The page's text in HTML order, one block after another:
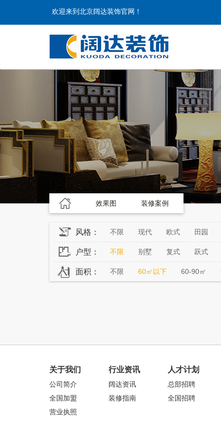
欢迎来到北京阔达装饰官网！
效果图 装修案例
风格： 不限 现代 欧式 田园
户型： 不限 别墅 复式 跃式
面积： 不限 60㎡以下 60-90㎡
关于我们
公司简介
全国加盟
营业执照
行业资讯
阔达资讯
装修指南
人才计划
总部招聘
全国招聘